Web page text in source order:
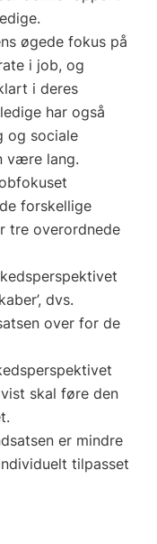
øgede fokus på
i job, og
i deres
har også
og sociale
være lang.
forskellige
tre overordnede
dvs.
over for de
skal føre den
er mindre
tilpasset